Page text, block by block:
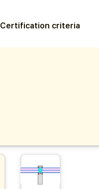
Certification criteria